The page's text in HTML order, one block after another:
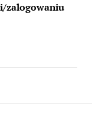
zalogowaniu